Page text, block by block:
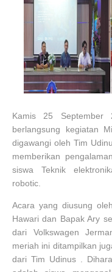
Kamis 25
berlangsung kegiatan
digawangi oleh Tim
memberikan
siswa Teknik
robotic.
Acara yang diusung
Hawari dan Bapak Ary
dari Volkswagen
meriah ini ditampilkan
dari Tim Udinus .